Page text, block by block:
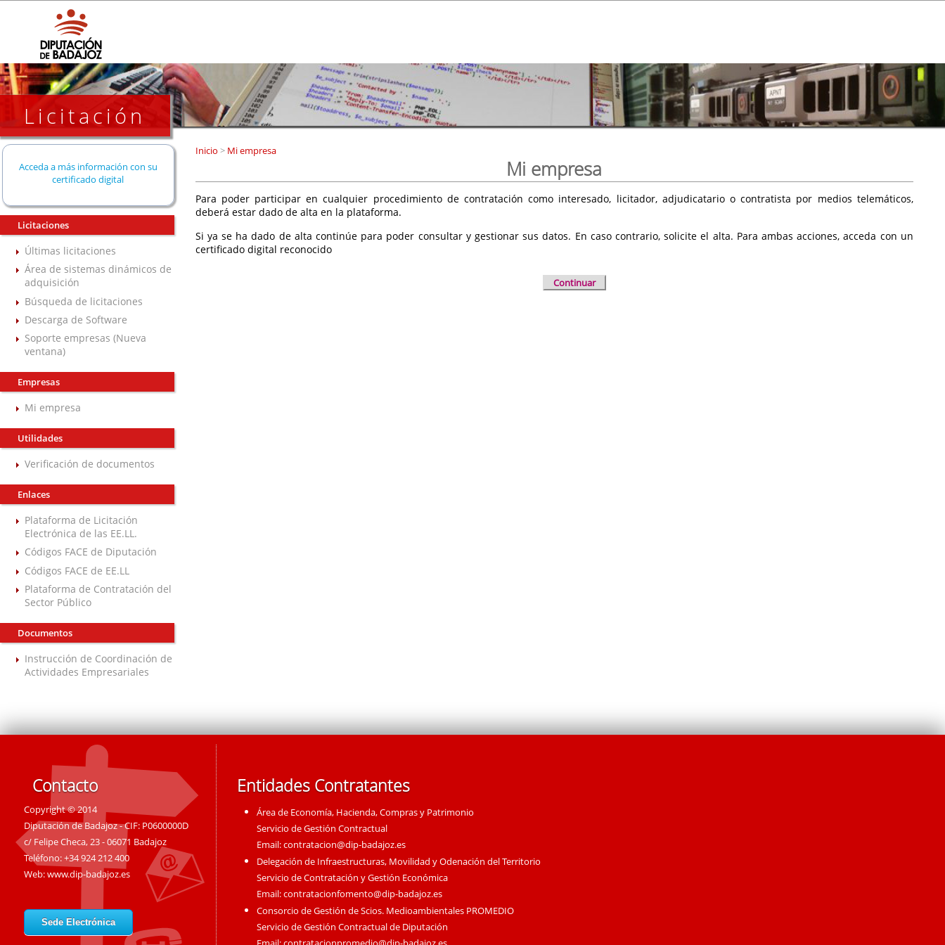
Licitación
Acceda a más información con su
certificado digital
Licitaciones
Últimas licitaciones
Área de sistemas dinámicos de
adquisición
Búsqueda de licitaciones
Descarga de Software
Soporte empresas (Nueva
ventana)
Empresas
Mi empresa
Utilidades
Verificación de documentos
Enlaces
Plataforma de Licitación
Electrónica de las EE.LL.
Códigos FACE de Diputación
Códigos FACE de EE.LL
Plataforma de Contratación del
Sector Público
Documentos
Instrucción de Coordinación de
Actividades Empresariales
Inicio >Mi empresa
Mi empresa
Para poder participar en cualquier procedimiento de contratación como interesado, licitador, adjudicatario o contratista por medios telemáticos,
deberá estar dado de alta en la plataforma.
Si ya se ha dado de alta continúe para poder consultar y gestionar sus datos. En caso contrario, solicite el alta. Para ambas acciones, acceda con un
certificado digital reconocido
Continuar
Contacto
Copyright © 2014
Diputación de Badajoz - CIF: P0600000D
c/ Felipe Checa, 23 - 06071 Badajoz
Teléfono: +34 924 212 400
Web:www.dip-badajoz.es
Sede Electrónica
Entidades Contratantes
Área de Economía, Hacienda, Compras y Patrimonio
Servicio de Gestión Contractual
Email:contratacion@dip-badajoz.es
Delegación de Infraestructuras, Movilidad y Odenación del Territorio
Servicio de Contratación y Gestión Económica
Email:contratacionfomento@dip-badajoz.es
Consorcio de Gestión de Scios. Medioambientales PROMEDIO
Servicio de Gestión Contractual de Diputación